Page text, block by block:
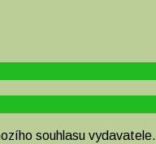
souhlasu vydavatele.